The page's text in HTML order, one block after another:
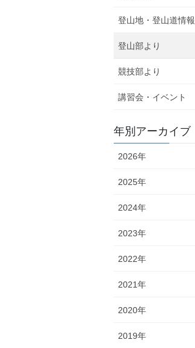
登山地・登山道情報
登山部より
競技部より
講習会・イベント
年別アーカイブ
2026年
2025年
2024年
2023年
2022年
2021年
2020年
2019年